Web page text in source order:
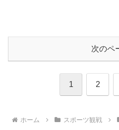
次のペ
1 2
ホーム スポーツ観戦